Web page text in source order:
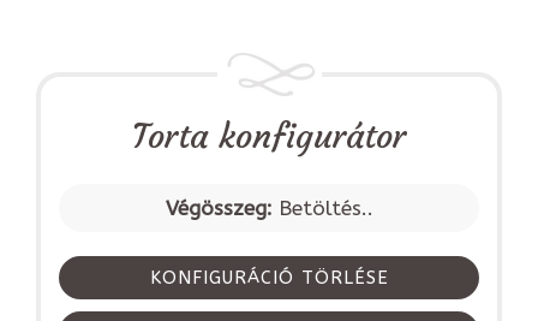
Torta konfigurátor
Végösszeg: Betöltés..
KONFIGURÁCIÓ TÖRLÉSE